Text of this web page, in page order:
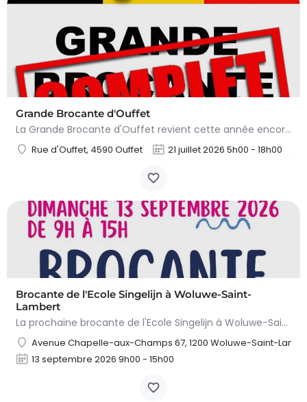
Grande Brocante d'Ouffet
La Grande Brocante d'Ouffet revient cette année encore en plein centre du village ! Plus de 100 exposants,…
Rue d'Ouffet, 4590 Ouffet 21 juillet 2026 5h00 - 18h00
Brocante de l'Ecole Singelijn à Woluwe-Saint-
Lambert
La prochaine brocante de l'Ecole Singelijn à Woluwe-Saint-Lambert aura lieu le dimanche 13 septembre 2026 de…
Avenue Chapelle-aux-Champs 67, 1200 Woluwe-Saint-
13 septembre 2026 9h00 - 15h00